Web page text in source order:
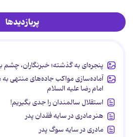
پربازدیدها
پنجره‌ای به گذشته؛ خبرنگاران، چشم
آماده‌سازی مواکب جاده‌های منتهی
امام رضا علیه السلام
استقلال سالمندان را جدی بگیریم!
هنر مادری در سایه‌ فقدان پدر
مادری در سایه سوگ پدر